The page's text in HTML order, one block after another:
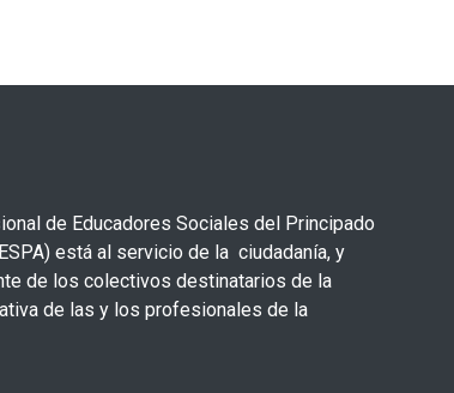
de Educadores Sociales del Principado
está al servicio de la ciudadanía, y
de los colectivos destinatarios de la
de las y los profesionales de la